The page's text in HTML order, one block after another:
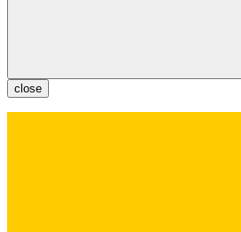
close